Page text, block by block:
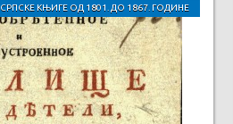
СРПСКЕ КЊИГЕ ОД 1801. ДО 1867. ГОДИНЕ